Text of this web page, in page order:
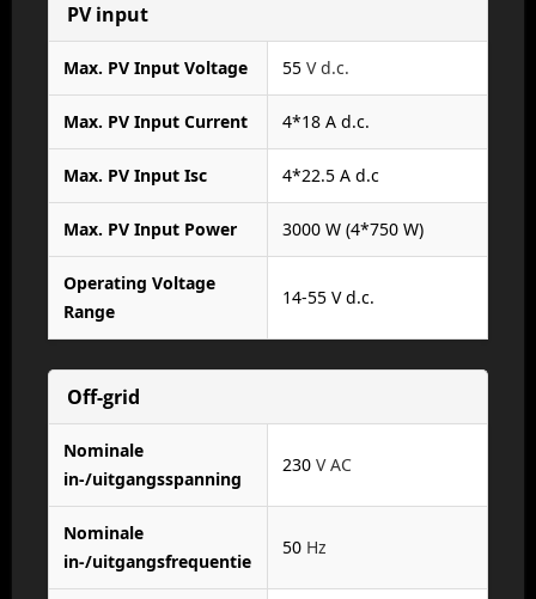
PV input
Max. PV Input Voltage 55 V d.c.
Max. PV Input Current 4*18 A d.c.
Max. PV Input Isc 4*22.5 A d.c
Max. PV Input Power 3000 W (4*750 W)
Operating Voltage
Range
14-55 V d.c.
Off-grid
Nominale
in-/uitgangsspanning
230 V AC
Nominale
in-/uitgangsfrequentie
50 Hz